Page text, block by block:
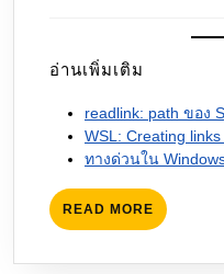
อ่านเพิ่มเติม
readlink: path ของ
WSL: Creating
ทางด่วนใน
READ MORE READ
MORE